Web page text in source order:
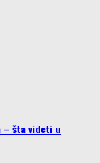
– šta videti u